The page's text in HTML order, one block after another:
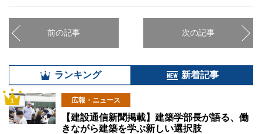
前の記事 次の記事
ランキング 新着記事
1 広報・ニュース
【建設通信新聞掲載】建築学部長が語る、働
きながら建築を学ぶ新しい選択肢